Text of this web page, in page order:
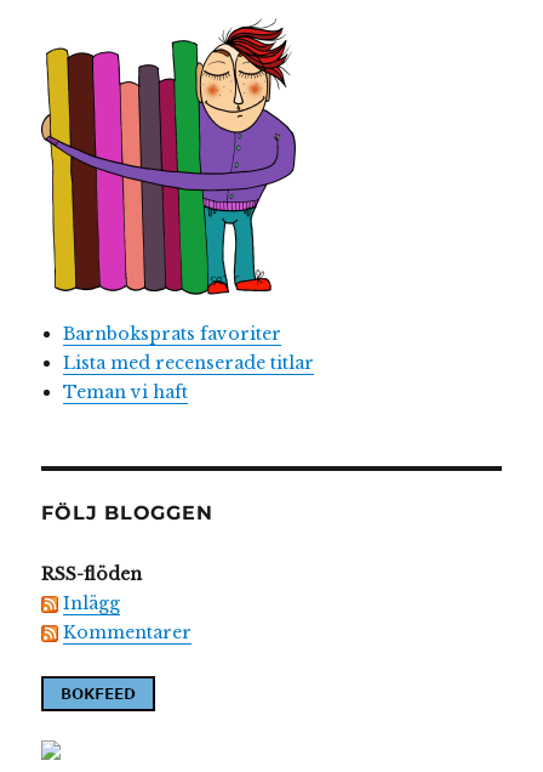
Barnboksprats favoriter
Lista med recenserade titlar
Teman vi haft
FÖLJ BLOGGEN
RSS-flöden
Inlägg
Kommentarer